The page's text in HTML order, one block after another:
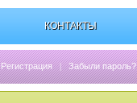
КОНТАКТЫ
Регистрация | Забыли пароль?